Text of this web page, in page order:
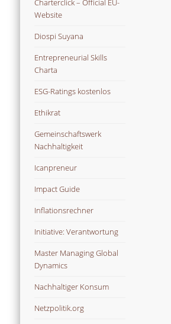
Charterclick – Official EU-
Website
Diospi Suyana
Entrepreneurial Skills
Charta
ESG-Ratings kostenlos
Ethikrat
Gemeinschaftswerk
Nachhaltigkeit
Icanpreneur
Impact Guide
Inflationsrechner
Initiative: Verantwortung
Master Managing Global
Dynamics
Nachhaltiger Konsum
Netzpolitik.org